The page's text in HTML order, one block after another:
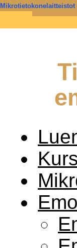
Mikrotietokonelaitteistot